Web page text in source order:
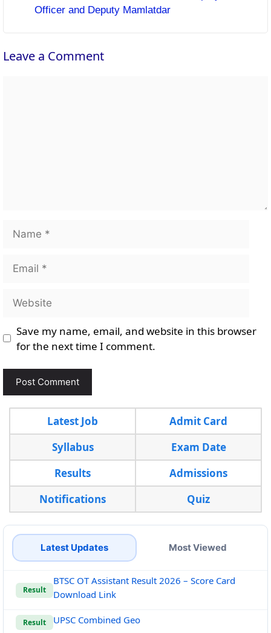
Officer and Deputy Mamlatdar
Leave a Comment
Name
Email
Website
Save my name, email, and website in this browser
for the next time I comment.
Latest Job
Admit Card
Syllabus
Exam Date
Results
Admissions
Notifications
Quiz
Latest Updates Most Viewed
Result
BTSC OT Assistant Result 2026 – Score Card
Download Link
Result UPSC Combined Geo